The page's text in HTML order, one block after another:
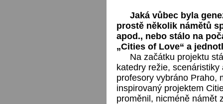
Jaká vůbec byla
prostě několik námětů
apod., nebo stálo na
„Cities of Love“ a
Na začátku projektu
katedry režie,
profesory vybráno Praho,
inspirovaný projektem
proměnil, nicméně námět